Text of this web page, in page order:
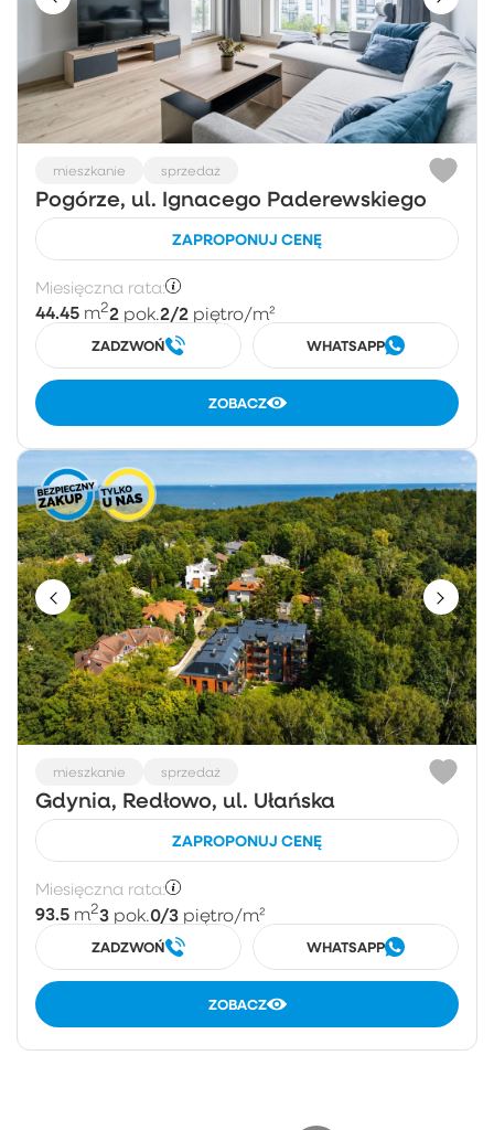
mieszkanie sprzedaż
Pogórze, ul. Ignacego Paderewskiego
ZAPROPONUJ CENĘ
Miesięczna rata:
44.45 m22 pok.2/2 piętro/m²
ZADZWOŃ WHATSAPP
ZOBACZ
mieszkanie sprzedaż
Gdynia, Redłowo, ul. Ułańska
ZAPROPONUJ CENĘ
Miesięczna rata:
93.5 m23 pok.0/3 piętro/m²
ZADZWOŃ WHATSAPP
ZOBACZ